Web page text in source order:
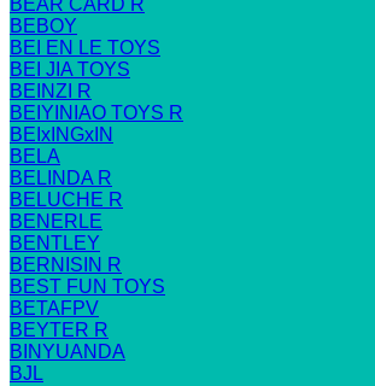
BEAR CARD R
BEBOY
BEI EN LE TOYS
BEI JIA TOYS
BEINZI R
BEIYINIAO TOYS R
BEIxINGxIN
BELA
BELINDA R
BELUCHE R
BENERLE
BENTLEY
BERNISIN R
BEST FUN TOYS
BETAFPV
BEYTER R
BINYUANDA
BJL